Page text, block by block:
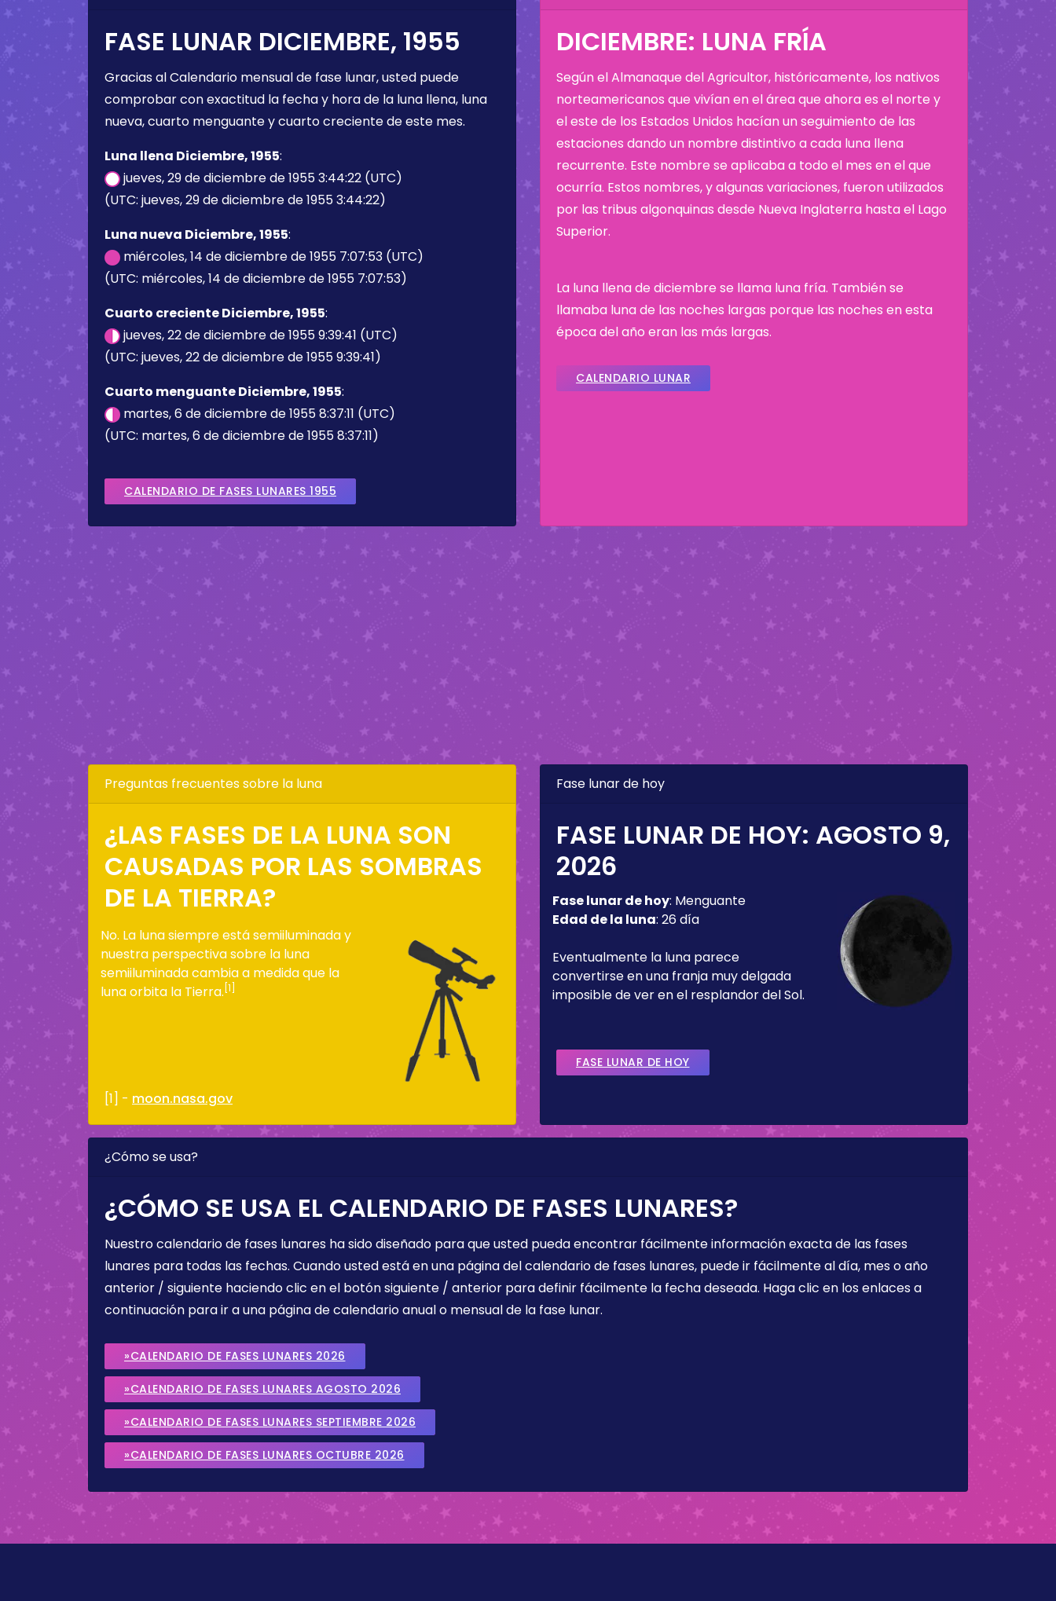
FASE LUNAR DICIEMBRE, 1955
Gracias al Calendario mensual de fase lunar, usted puede
comprobar con exactitud la fecha y hora de la luna llena, luna
nueva, cuarto menguante y cuarto creciente de este mes.
Luna llena Diciembre, 1955:
jueves, 29 de diciembre de 1955 3:44:22 (UTC)
(UTC: jueves, 29 de diciembre de 1955 3:44:22)
Luna nueva Diciembre, 1955:
miércoles, 14 de diciembre de 1955 7:07:53 (UTC)
(UTC: miércoles, 14 de diciembre de 1955 7:07:53)
Cuarto creciente Diciembre, 1955:
jueves, 22 de diciembre de 1955 9:39:41 (UTC)
(UTC: jueves, 22 de diciembre de 1955 9:39:41)
Cuarto menguante Diciembre, 1955:
martes, 6 de diciembre de 1955 8:37:11 (UTC)
(UTC: martes, 6 de diciembre de 1955 8:37:11)
CALENDARIO DE FASES LUNARES 1955
DICIEMBRE: LUNA FRÍA
Según el Almanaque del Agricultor, históricamente, los nativos
norteamericanos que vivían en el área que ahora es el norte y
el este de los Estados Unidos hacían un seguimiento de las
estaciones dando un nombre distintivo a cada luna llena
recurrente. Este nombre se aplicaba a todo el mes en el que
ocurría. Estos nombres, y algunas variaciones, fueron utilizados
por las tribus algonquinas desde Nueva Inglaterra hasta el Lago
Superior.
La luna llena de diciembre se llama luna fría. También se
llamaba luna de las noches largas porque las noches en esta
época del año eran las más largas.
CALENDARIO LUNAR
Preguntas frecuentes sobre la luna
¿LAS FASES DE LA LUNA SON
CAUSADAS POR LAS SOMBRAS
DE LA TIERRA?
No. La luna siempre está semiiluminada y
nuestra perspectiva sobre la luna
semiiluminada cambia a medida que la
luna orbita la Tierra. [1]
[1] - moon.nasa.gov
Fase lunar de hoy
FASE LUNAR DE HOY: AGOSTO 9,
2026
Fase lunar de hoy: Menguante
Edad de la luna: 26 día
Eventualmente la luna parece
convertirse en una franja muy delgada
imposible de ver en el resplandor del Sol.
FASE LUNAR DE HOY
¿Cómo se usa?
¿CÓMO SE USA EL CALENDARIO DE FASES LUNARES?
Nuestro calendario de fases lunares ha sido diseñado para que usted pueda encontrar fácilmente información exacta de las fases
lunares para todas las fechas. Cuando usted está en una página del calendario de fases lunares, puede ir fácilmente al día, mes o año
anterior / siguiente haciendo clic en el botón siguiente / anterior para definir fácilmente la fecha deseada. Haga clic en los enlaces a
continuación para ir a una página de calendario anual o mensual de la fase lunar.
»CALENDARIO DE FASES LUNARES 2026
»CALENDARIO DE FASES LUNARES AGOSTO 2026
»CALENDARIO DE FASES LUNARES SEPTIEMBRE 2026
»CALENDARIO DE FASES LUNARES OCTUBRE 2026